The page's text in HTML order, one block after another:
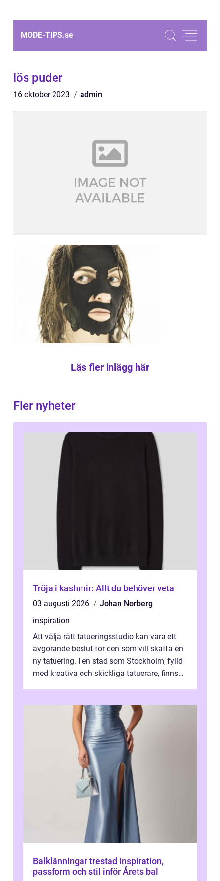
MODE-TIPS.se
lös puder
16 oktober 2023 admin
Läs fler inlägg här
Fler nyheter
Tröja i kashmir: Allt du behöver veta
03 augusti 2026
Johan Norberg
inspiration
Att välja rätt tatueringsstudio kan vara ett
avgörande beslut för den som vill skaffa en
ny tatuering. I en stad som Stockholm, fylld
med kreativa och skickliga tatuerare, finns
Balklänningar trestad inspiration,
passform och stil inför Årets bal